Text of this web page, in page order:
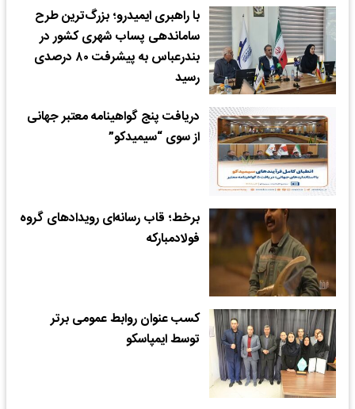
با راهبری ایمیدرو؛ بزرگ‌ترین طرح
ساماندهی پساب شهری کشور در
بندرعباس به پیشرفت ۸۰ درصدی
رسید
دریافت پنج گواهینامه معتبر جهانی
از سوی “سیمیدکو”
برخط؛ قاب رسانه‌ای رویدادهای گروه
فولادمبارکه
کسب عنوان روابط عمومی برتر
توسط ایمپاسکو